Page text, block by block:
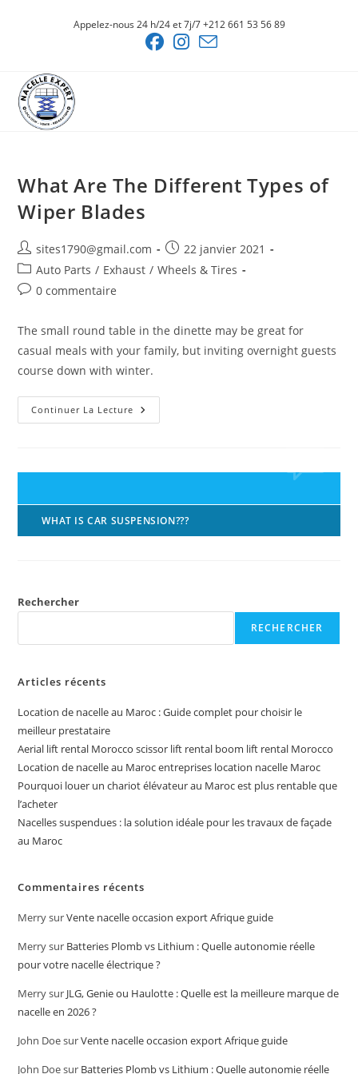
Appelez-nous 24 h/24 et 7j/7 +212 661 53 56 89
What Are The Different Types of
Wiper Blades
Auteur/autrice
de
la
publication :
sites1790@gmail.com
Publication
publiée :
22 janvier 2021
Post
category:
Auto Parts / Exhaust / Wheels & Tires
Commentaires
la
publication :
0 commentaire
The small round table in the dinette may be great for
casual meals with your family, but inviting overnight guests
course down with winter.
Continuer La Lecture What
Are
Wiper
WHAT IS CAR SUSPENSION???
Rechercher
RECHERCHER
Articles récents
Location de nacelle au Maroc : Guide complet pour choisir le
meilleur prestataire
Aerial lift rental Morocco scissor lift rental boom lift rental Morocco
Location de nacelle au Maroc entreprises location nacelle Maroc
Pourquoi louer un chariot élévateur au Maroc est plus rentable que
l’acheter
Nacelles suspendues : la solution idéale pour les travaux de façade
au Maroc
Commentaires récents
MerrysurVente nacelle occasion export Afrique guide
Merrysur Batteries Plomb vs Lithium : Quelle autonomie réelle
pour votre nacelle électrique ?
Merrysur JLG, Genie ou Haulotte : Quelle est la meilleure marque de
nacelle en 2026 ?
John DoesurVente nacelle occasion export Afrique guide
John Doesur Batteries Plomb vs Lithium : Quelle autonomie réelle